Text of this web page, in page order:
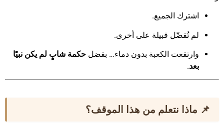
اشترك الجميع.
لم تُفضّل قبيلة على أخرى.
وارتفعت الكعبة بدون دماء… بفضل حكمة شابٍ لم يكن نبيًا
بعد.
📌 ماذا نتعلم من هذا الموقف؟